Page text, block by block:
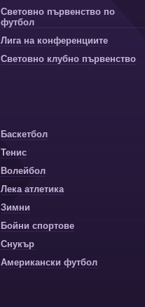
Световно първенство по
футбол
Лига на конференциите
Световно клубно първенство
Баскетбол
Тенис
Волейбол
Лека атлетика
Зимни
Бойни спортове
Снукър
Американски футбол